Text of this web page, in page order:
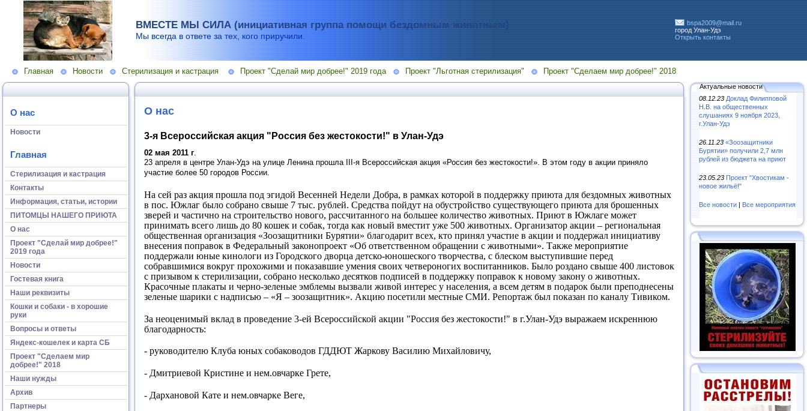
ВМЕСТЕ МЫ СИЛА (инициативная группа помощи бездомным животным)
Мы всегда в ответе за тех, кого приручили.
bspa2009@mail.ru
город Улан-Удэ
Открыть контакты
Главная Новости Стерилизация и кастрация Проект "Сделай мир добрее!" 2019 года Проект "Льготная стерилизация" Проект "Сделаем мир добрее!" 2018
О нас
Новости
Главная
Стерилизация и кастрация
Контакты
Информация, статьи, истории
ПИТОМЦЫ НАШЕГО ПРИЮТА
О нас
Проект "Сделай мир добрее!"
2019 года
Новости
Гостевая книга
Наши реквизиты
Кошки и собаки - в хорошие
руки
Вопросы и ответы
Яндекс-кошелек и карта СБ
Проект "Сделаем мир
добрее!" 2018
Наши нужды
Архив
Партнеры
О нас
3-я Всероссийская акция "Россия без жестокости!" в Улан-Удэ
02 мая 2011 г.
23 апреля в центре Улан-Удэ на улице Ленина прошла III-я Всероссийская акция «Россия без жестокости!». В этом году в акции приняло
участие более 50 городов России.
На сей раз акция прошла под эгидой Весенней Недели Добра, в рамках которой в поддержку приюта для бездомных животных
в пос. Южлаг было собрано свыше 7 тыс. рублей. Средства пойдут на обустройство существующего приюта для брошенных
зверей и частично на строительство нового, рассчитанного на большее количество животных. Приют в Южлаге может
принимать всего лишь до 80 кошек и собак, тогда как новый вместит уже 500 животных. Организатор акции – региональная
общественная организация «Зоозащитники Бурятии» благодарит всех, кто принял участие в акции и поддержал инициативу
внесения поправок в Федеральный законопроект «Об ответственном обращении с животными». Также мероприятие
поддержали юные кинологи из Городского дворца детско-юношеского творчества, с блеском выступившие перед
собравшимися вокруг прохожими и показавшие умения своих четвероногих воспитанников. Было роздано свыше 400 листовок
с призывом к стерилизации, собрано несколько десятков подписей в поддержку поправок к новому закону о животных.
Красочные плакаты и черно-зеленые эмблемы вызвали живой интерес у населения, а всем детям в подарок были преподнесены
зеленые шарики с надписью – «Я – зоозащитник». Акцию посетили местные СМИ. Репортаж был показан по каналу Тивиком.
За неоценимый вклад в проведение 3-ей Всероссийской акции "Россия без жестокости!" в г.Улан-Удэ выражаем искреннюю
благодарность:
- руководителю Клуба юных собаководов ГДДЮТ Жаркову Василию Михайловичу,
- Дмитриевой Кристине и нем.овчарке Грете,
- Дархановой Кате и нем.овчарке Веге,
Актуальные новости
08.12.23 Доклад Филипповой
Н.В. на общественных
слушаниях 9 ноября 2023,
г.Улан-Удэ
26.11.23 «Зooзaщитники
Бypятии» пoлyчили 2,7 млн
pyблeй из бюджeтa нa пpиют
23.05.23 Проект "Хвостикам -
новое жильё!"
Все новости | Все мероприятия